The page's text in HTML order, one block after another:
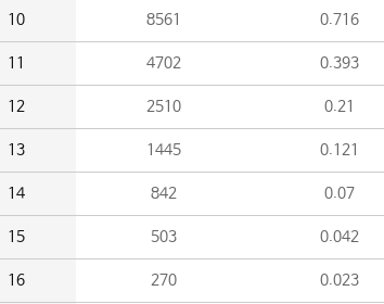
10 8561 0.716
11 4702 0.393
12 2510 0.21
13 1445 0.121
14 842 0.07
15 503 0.042
16 270 0.023